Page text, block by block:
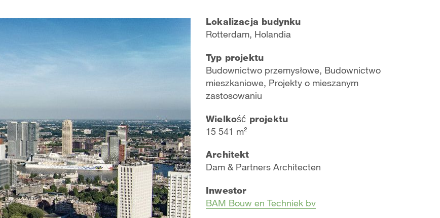
Lokalizacja budynku
Rotterdam, Holandia
Typ projektu
Budownictwo przemysłowe, Budownictwo
mieszkaniowe, Projekty o mieszanym
zastosowaniu
Wielkość projektu
15 541 m²
Architekt
Dam & Partners Architecten
Inwestor
BAM Bouw en Techniek bv